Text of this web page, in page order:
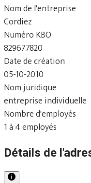
Nom de l'entreprise
Cordiez
Numéro KBO
829677820
Date de création
05-10-2010
Nom juridique
entreprise individuelle
Nombre d'employés
1 à 4 employés
Détails de